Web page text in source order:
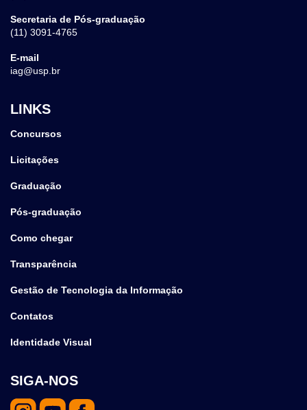
Secretaria de Pós-graduação
(11) 3091-4765
E-mail
iag@usp.br
LINKS
Concursos
Licitações
Graduação
Pós-graduação
Como chegar
Transparência
Gestão de Tecnologia da Informação
Contatos
Identidade Visual
SIGA-NOS